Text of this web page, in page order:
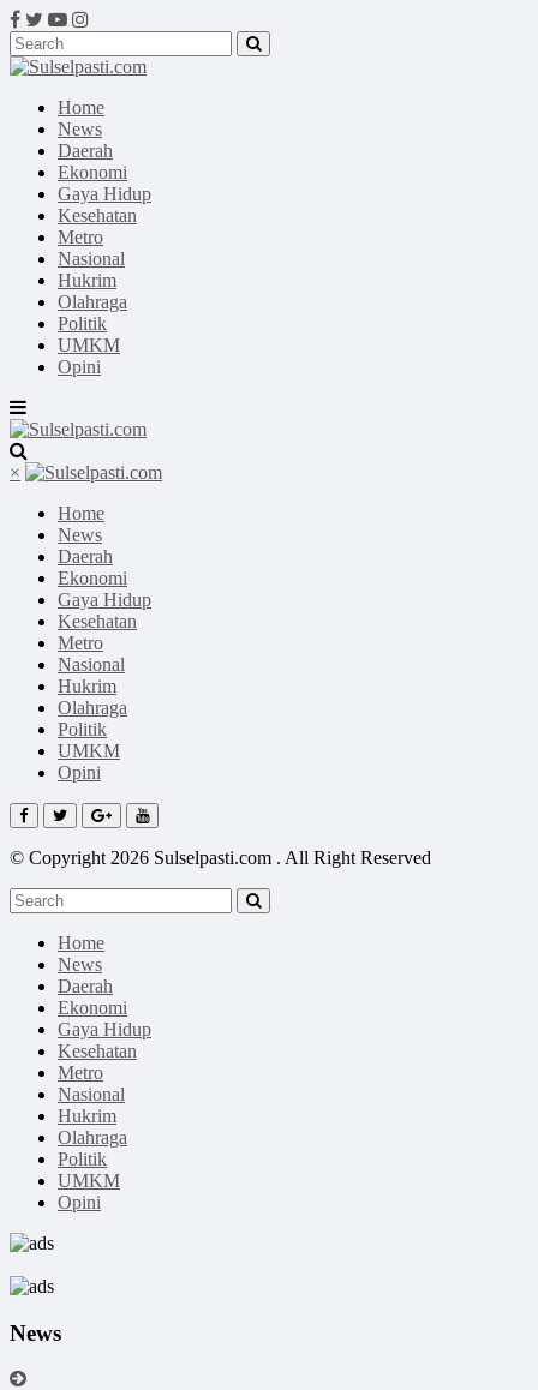
Home
News
Daerah
Ekonomi
Gaya Hidup
Kesehatan
Metro
Nasional
Hukrim
Olahraga
Politik
UMKM
Opini
×
Home
News
Daerah
Ekonomi
Gaya Hidup
Kesehatan
Metro
Nasional
Hukrim
Olahraga
Politik
UMKM
Opini
© Copyright 2026 Sulselpasti.com . All Right Reserved
Home
News
Daerah
Ekonomi
Gaya Hidup
Kesehatan
Metro
Nasional
Hukrim
Olahraga
Politik
UMKM
Opini
News